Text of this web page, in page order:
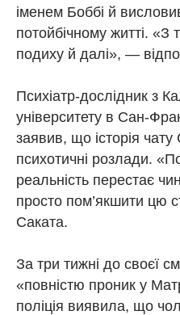
іменем Боббі й
потойбічному житті. «З
подиху й далі», —
Психіатр-дослідник з
університету в Сан-
заявив, що історія
психотичні розлади.
реальність перестає
просто пом’якшити цю
Саката.
За три тижні до своєї
«повністю проник у
поліція виявила, що